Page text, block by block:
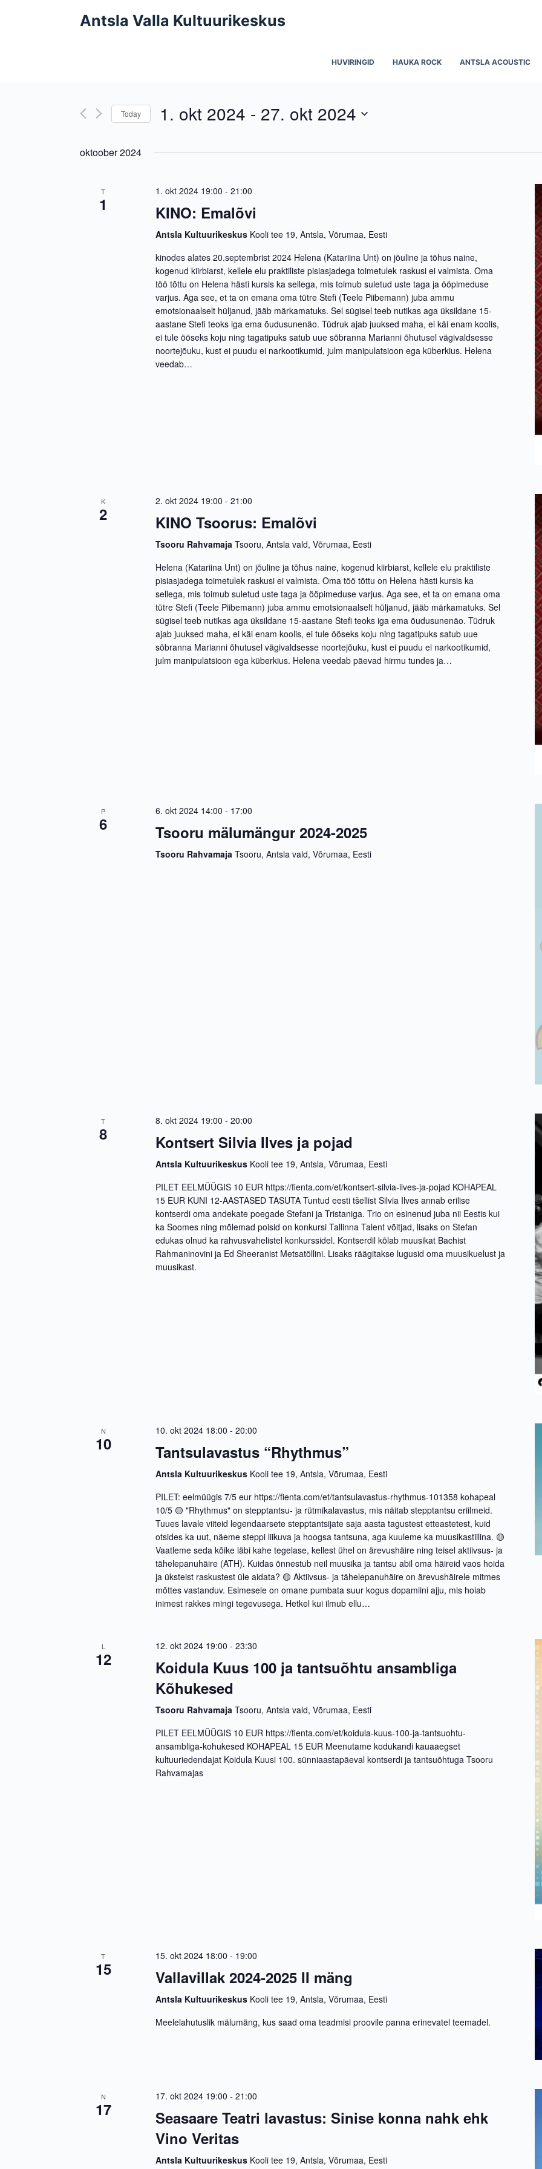
Antsla Valla Kultuurikeskus
HUVIRINGID HAUKA ROCK ANTSLA ACOUSTIC
Today 1. okt 2024 - 27. okt 2024
d
a
e
.
oktoober 2024
T
1
1. okt 2024 19:00 -21:00
KINO: Emalõvi
Antsla Kultuurikeskus Kooli tee 19, Antsla, Võrumaa, Eesti
kinodes alates 20.septembrist 2024 Helena (Katariina Unt) on jõuline ja tõhus naine,
kogenud kiirbiarst, kellele elu praktiliste pisiasjadega toimetulek raskusi ei valmista. Oma
töö tõttu on Helena hästi kursis ka sellega, mis toimub suletud uste taga ja ööpimeduse
varjus. Aga see, et ta on emana oma tütre Stefi (Teele Piibemann) juba ammu
emotsionaalselt hüljanud, jääb märkamatuks. Sel sügisel teeb nutikas aga üksildane 15-
aastane Stefi teoks iga ema õudusunenäo. Tüdruk ajab juuksed maha, ei käi enam koolis,
ei tule ööseks koju ning tagatipuks satub uue sõbranna Marianni õhutusel vägivaldsesse
noortejõuku, kust ei puudu ei narkootikumid, julm manipulatsioon ega küberkius. Helena
veedab…
K
2
2. okt 2024 19:00 -21:00
KINO Tsoorus: Emalõvi
Tsooru RahvamajaTsooru, Antsla vald, Võrumaa, Eesti
Helena (Katariina Unt) on jõuline ja tõhus naine, kogenud kiirbiarst, kellele elu praktiliste
pisiasjadega toimetulek raskusi ei valmista. Oma töö tõttu on Helena hästi kursis ka
sellega, mis toimub suletud uste taga ja ööpimeduse varjus. Aga see, et ta on emana oma
tütre Stefi (Teele Piibemann) juba ammu emotsionaalselt hüljanud, jääb märkamatuks. Sel
sügisel teeb nutikas aga üksildane 15-aastane Stefi teoks iga ema õudusunenäo. Tüdruk
ajab juuksed maha, ei käi enam koolis, ei tule ööseks koju ning tagatipuks satub uue
sõbranna Marianni õhutusel vägivaldsesse noortejõuku, kust ei puudu ei narkootikumid,
julm manipulatsioon ega küberkius. Helena veedab päevad hirmu tundes ja…
P
6
6. okt 2024 14:00 - 17:00
Tsooru mälumängur 2024-2025
Tsooru RahvamajaTsooru, Antsla vald, Võrumaa, Eesti
T
8
8. okt 2024 19:00 -20:00
Kontsert Silvia Ilves ja pojad
Antsla Kultuurikeskus Kooli tee 19, Antsla, Võrumaa, Eesti
PILET EELMÜÜGIS 10 EUR https://fienta.com/et/kontsert-silvia-ilves-ja-pojad KOHAPEAL
15 EUR KUNI 12-AASTASED TASUTA Tuntud eesti tšellist Silvia Ilves annab erilise
kontserdi oma andekate poegade Stefani ja Tristaniga. Trio on esinenud juba nii Eestis kui
ka Soomes ning mõlemad poisid on konkursi Tallinna Talent võitjad, lisaks on Stefan
edukas olnud ka rahvusvahelistel konkurssidel. Kontserdil kõlab muusikat Bachist
Rahmaninovini ja Ed Sheeranist Metsatöllini. Lisaks räägitakse lugusid oma muusikuelust ja
muusikast.
N
10
10. okt 2024 18:00 -20:00
Tantsulavastus “Rhythmus”
Antsla Kultuurikeskus Kooli tee 19, Antsla, Võrumaa, Eesti
PILET: eelmüügis 7/5 eur https://fienta.com/et/tantsulavastus-rhythmus-101358 kohapeal
10/5 🟡 "Rhythmus" on stepptantsu- ja rütmikalavastus, mis näitab stepptantsu eriilmeid.
Tuues lavale viiteid legendaarsete stepptantsijate saja aasta tagustest etteastetest, kuid
otsides ka uut, näeme steppi liikuva ja hoogsa tantsuna, aga kuuleme ka muusikastiilina. 🟡
Vaatleme seda kõike läbi kahe tegelase, kellest ühel on ärevushäire ning teisel aktiivsus- ja
tähelepanuhäire (ATH). Kuidas õnnestub neil muusika ja tantsu abil oma häireid vaos hoida
ja üksteist raskustest üle aidata? 🟡 Aktiivsus- ja tähelepanuhäire on ärevushäirele mitmes
mõttes vastanduv. Esimesele on omane pumbata suur kogus dopamiini ajju, mis hoiab
inimest rakkes mingi tegevusega. Hetkel kui ilmub ellu…
L
12
12. okt 2024 19:00 -23:30
Koidula Kuus 100 ja tantsuõhtu ansambliga
Kõhukesed
Tsooru RahvamajaTsooru, Antsla vald, Võrumaa, Eesti
PILET EELMÜÜGIS 10 EUR https://fienta.com/et/koidula-kuus-100-ja-tantsuohtu-
ansambliga-kohukesed KOHAPEAL 15 EUR Meenutame kodukandi kauaaegset
kultuuriedendajat Koidula Kuusi 100. sünniaastapäeval kontserdi ja tantsuõhtuga Tsooru
Rahvamajas
T
15
15. okt 2024 18:00 - 19:00
Vallavillak 2024-2025 II mäng
Antsla Kultuurikeskus Kooli tee 19, Antsla, Võrumaa, Eesti
Meelelahutuslik mälumäng, kus saad oma teadmisi proovile panna erinevatel teemadel.
N
17
17. okt 2024 19:00 -21:00
Seasaare Teatri lavastus: Sinise konna nahk ehk
Vino Veritas
Antsla Kultuurikeskus Kooli tee 19, Antsla, Võrumaa, Eesti